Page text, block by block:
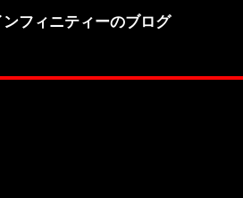
フィニティーのブログ